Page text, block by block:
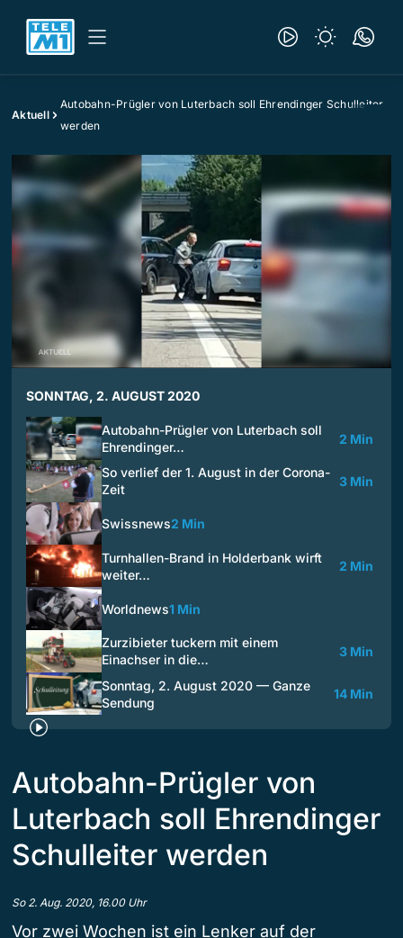
Aktuell
Autobahn-Prügler von Luterbach soll Ehrendinger Schulleiter
werden
SONNTAG, 2. AUGUST 2020
Autobahn-Prügler von Luterbach soll
Ehrendinger…
2 Min
So verlief der 1. August in der Corona-
Zeit
3 Min
Swissnews2 Min
Turnhallen-Brand in Holderbank wirft
weiter…
2 Min
Worldnews1 Min
Zurzibieter tuckern mit einem
Einachser in die…
3 Min
Sonntag, 2. August 2020 — Ganze
Sendung
14 Min
Autobahn-Prügler von
Luterbach soll Ehrendinger
Schulleiter werden
So 2. Aug. 2020, 16.00 Uhr
Vor zwei Wochen ist ein Lenker auf der